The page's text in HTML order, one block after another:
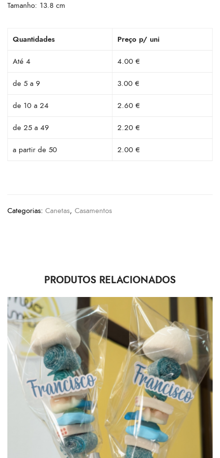
Tamanho: 13.8 cm
Quantidades Preço p/ uni
Até 4 4.00 €
de 5 a 9 3.00 €
de 10 a 24 2.60 €
de 25 a 49 2.20 €
a partir de 50 2.00 €
Categorias: Canetas, Casamentos
PRODUTOS RELACIONADOS